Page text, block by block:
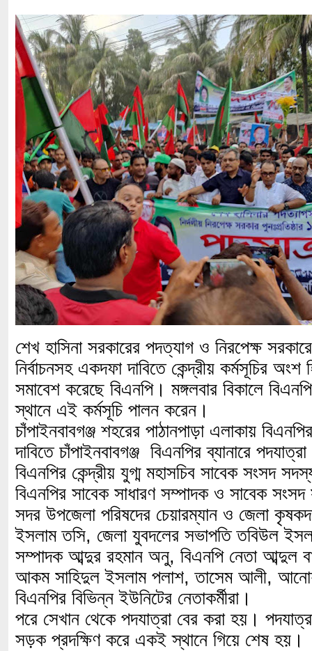
শেখ হাসিনা সরকারের পদত্যাগ ও নিরপেক্ষ
নির্বাচনসহ একদফা দাবিতে কেন্দ্রীয় কর্মসূচির অংশ
সমাবেশ করেছে বিএনপি। মঙ্গলবার বিকালে
স্থানে এই কর্মসূচি পালন করেন।
চাঁপাইনবাবগঞ্জ শহরের পাঠানপাড়া এলাকায়
দাবিতে চাঁপাইনবাবগঞ্জ বিএনপির ব্যানারে
বিএনপির কেন্দ্রীয় যুগ্ম মহাসচিব সাবেক সংসদ
বিএনপির সাবেক সাধারণ সম্পাদক ও সাবেক
সদর উপজেলা পরিষদের চেয়ারম্যান ও জেলা
ইসলাম তসি, জেলা যুবদলের সভাপতি তবিউল
সম্পাদক আব্দুর রহমান অনু, বিএনপি নেতা আব্দুল
আকম সাহিদুল ইসলাম পলাশ, তাসেম আলী,
বিএনপির বিভিন্ন ইউনিটের নেতাকর্মীরা।
পরে সেখান থেকে পদযাত্রা বের করা হয়।
সড়ক প্রদক্ষিণ করে একই স্থানে গিয়ে শেষ হয়।